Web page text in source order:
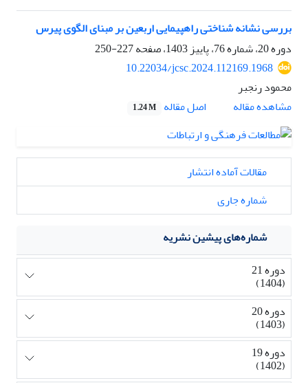
بررسی نشانه شناختی راهپیمایی اربعین بر مبنای الگوی پیرس
دوره 20، شماره 76، پاییز 1403، صفحه
227-250
10.22034/jcsc.2024.112169.1968
محمود رنجبر
مشاهده مقاله
اصل مقاله 1.24 M
مقالات آماده انتشار
شماره جاری
شماره‌های پیشین نشریه
دوره 21
(1404)
دوره 20
(1403)
دوره 19
(1402)